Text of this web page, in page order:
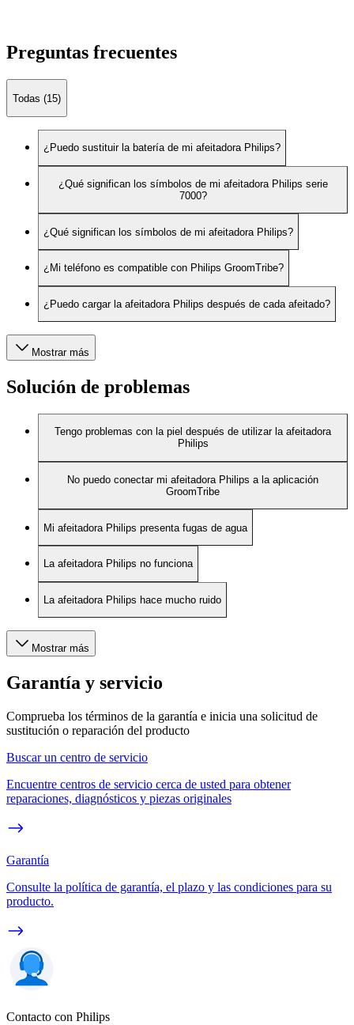
Preguntas frecuentes
Todas (15)
¿Puedo sustituir la batería de mi afeitadora Philips?
¿Qué significan los símbolos de mi afeitadora Philips serie
7000?
¿Qué significan los símbolos de mi afeitadora Philips?
¿Mi teléfono es compatible con Philips GroomTribe?
¿Puedo cargar la afeitadora Philips después de cada afeitado?
Mostrar más
Solución de problemas
Tengo problemas con la piel después de utilizar la afeitadora
Philips
No puedo conectar mi afeitadora Philips a la aplicación
GroomTribe
Mi afeitadora Philips presenta fugas de agua
La afeitadora Philips no funciona
La afeitadora Philips hace mucho ruido
Mostrar más
Garantía y servicio
Comprueba los términos de la garantía e inicia una solicitud de
sustitución o reparación del producto
Buscar un centro de servicio
Encuentre centros de servicio cerca de usted para obtener
reparaciones, diagnósticos y piezas originales
Garantía
Consulte la política de garantía, el plazo y las condiciones para su
producto.
Contacto con Philips